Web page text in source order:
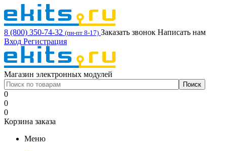
8 (800) 350-74-32 (пн-пт 8-17) Заказать звонок Написать нам
Вход Регистрация
Магазин электронных модулей
0
0
0
Корзина заказа
Меню